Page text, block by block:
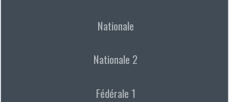
Nationale
Nationale 2
Fédérale 1